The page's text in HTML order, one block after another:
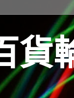
貨